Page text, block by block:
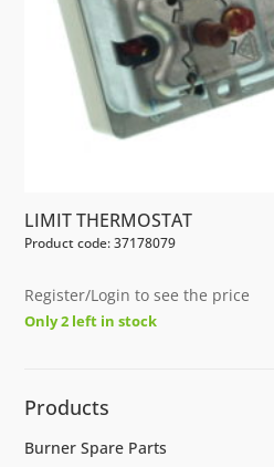
LIMIT THERMOSTAT
Product code: 37178079
Register/Login to see the price
Only 2 left in stock
Products
Burner Spare Parts